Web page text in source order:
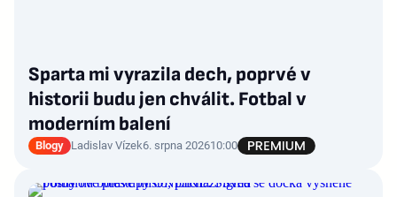
Sparta mi vyrazila dech, poprvé v
historii budu jen chválit. Fotbal v
moderním balení
Blogy Ladislav Vízek6. srpna 202610:00